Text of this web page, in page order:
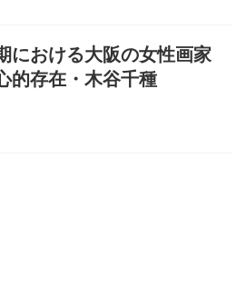
における大阪の女性画家
的存在・木谷千種